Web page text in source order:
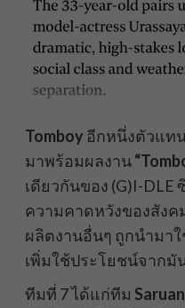
Tomboyอีกหนึ่งตัวแท
มาพร้อมผลงาน
เดียวกันของ (G)I-
ความคาดหวังของสังค
ผลิตงานอื่นๆ ถูกนำมาใ
เพิ่มใช้ประโยชน์จากมั
ทีมที่ 7 ได้แก่ทีม